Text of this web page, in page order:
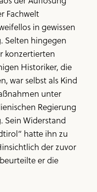
Fachwelt
in gewissen
Selten hingegen
konzertierten
Historiker, die
war selbst als Kind
unter
Regierung
Sein Widerstand
hatte ihn zu
der zuvor
er die